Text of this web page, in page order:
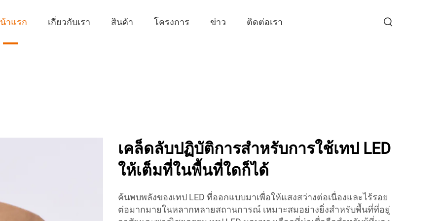
าแรก เกี่ยวกับเรา สินค้า โครงการ ข่าว ติดต่อเรา
เคล็ดลับปฏิบัติการสำหรับการใช้เทป LED
ให้เต็มที่ในพื้นที่ใดก็ได้
ค้นพบพลังของเทป LED ที่ออกแบบมาเพื่อให้แสงสว่างต่อเนื่องและไร้รอย
ต่อมากมายในหลากหลายสถานการณ์ เหมาะสมอย่างยิ่งสำหรับพื้นที่ที่อยู่